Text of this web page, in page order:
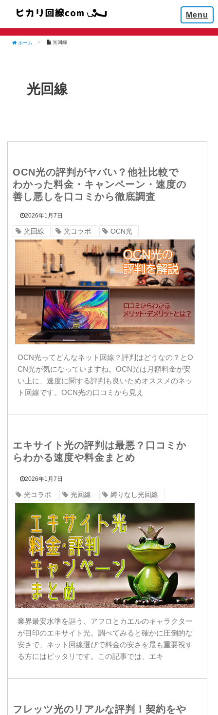
ホーム 光回線
光回線
OCN光の評判がヤバい？他社比較で
わかった料金・キャンペーン・速度の
善し悪しを口コミから徹底調査
2026年1月7日
光回線 光コラボ OCN光
OCN光ってどんなネット回線？評判はどうなの？とO
CN光が気になっていますね。OCN光は月額料金が安
い上に、速度に関する評判も良いためオススメのネッ
ト回線です。OCN光の口コミから見え
エキサイト光の評判は最悪？口コミか
らわかる速度や料金まとめ
2026年1月7日
光コラボ 光回線 縛りなし光回線
業界最安水準を謳う、アフロとカエルのキャラクター
が目印のエキサイト光。調べてみると確かに圧倒的な
安さで、ネット回線選びで料金の安さを最も重要視す
る方にはピッタリです。この記事では、エキ
フレッツ光のリアルな評判！契約をや
Menu